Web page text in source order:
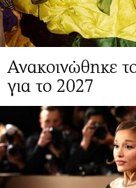
Ανακοινώθηκε
για το 2027